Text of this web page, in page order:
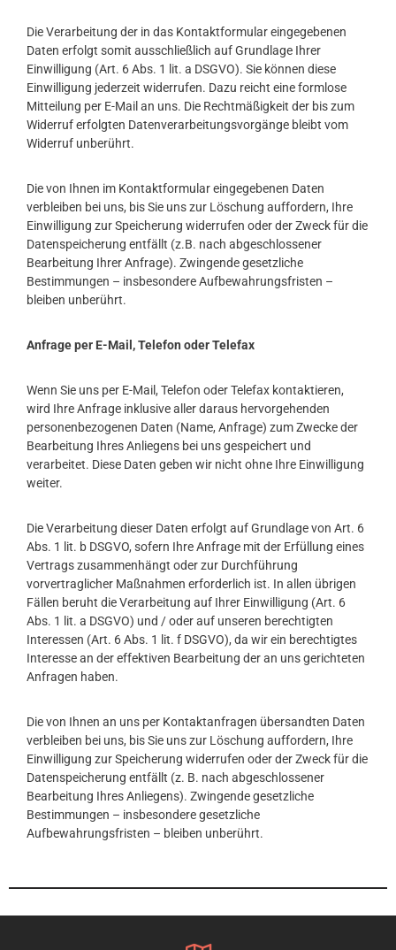
Die Verarbeitung der in das Kontaktformular eingegebenen
Daten erfolgt somit ausschließlich auf Grundlage Ihrer
Einwilligung (Art. 6 Abs. 1 lit. a DSGVO). Sie können diese
Einwilligung jederzeit widerrufen. Dazu reicht eine formlose
Mitteilung per E-Mail an uns. Die Rechtmäßigkeit der bis zum
Widerruf erfolgten Datenverarbeitungsvorgänge bleibt vom
Widerruf unberührt.
Die von Ihnen im Kontaktformular eingegebenen Daten
verbleiben bei uns, bis Sie uns zur Löschung auffordern, Ihre
Einwilligung zur Speicherung widerrufen oder der Zweck für die
Datenspeicherung entfällt (z.B. nach abgeschlossener
Bearbeitung Ihrer Anfrage). Zwingende gesetzliche
Bestimmungen – insbesondere Aufbewahrungsfristen –
bleiben unberührt.
Anfrage per E-Mail, Telefon oder Telefax
Wenn Sie uns per E-Mail, Telefon oder Telefax kontaktieren,
wird Ihre Anfrage inklusive aller daraus hervorgehenden
personenbezogenen Daten (Name, Anfrage) zum Zwecke der
Bearbeitung Ihres Anliegens bei uns gespeichert und
verarbeitet. Diese Daten geben wir nicht ohne Ihre Einwilligung
weiter.
Die Verarbeitung dieser Daten erfolgt auf Grundlage von Art. 6
Abs. 1 lit. b DSGVO, sofern Ihre Anfrage mit der Erfüllung eines
Vertrags zusammenhängt oder zur Durchführung
vorvertraglicher Maßnahmen erforderlich ist. In allen übrigen
Fällen beruht die Verarbeitung auf Ihrer Einwilligung (Art. 6
Abs. 1 lit. a DSGVO) und / oder auf unseren berechtigten
Interessen (Art. 6 Abs. 1 lit. f DSGVO), da wir ein berechtigtes
Interesse an der effektiven Bearbeitung der an uns gerichteten
Anfragen haben.
Die von Ihnen an uns per Kontaktanfragen übersandten Daten
verbleiben bei uns, bis Sie uns zur Löschung auffordern, Ihre
Einwilligung zur Speicherung widerrufen oder der Zweck für die
Datenspeicherung entfällt (z. B. nach abgeschlossener
Bearbeitung Ihres Anliegens). Zwingende gesetzliche
Bestimmungen – insbesondere gesetzliche
Aufbewahrungsfristen – bleiben unberührt.